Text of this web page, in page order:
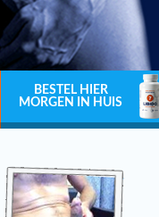
BESTEL HIER
MORGEN IN HUIS